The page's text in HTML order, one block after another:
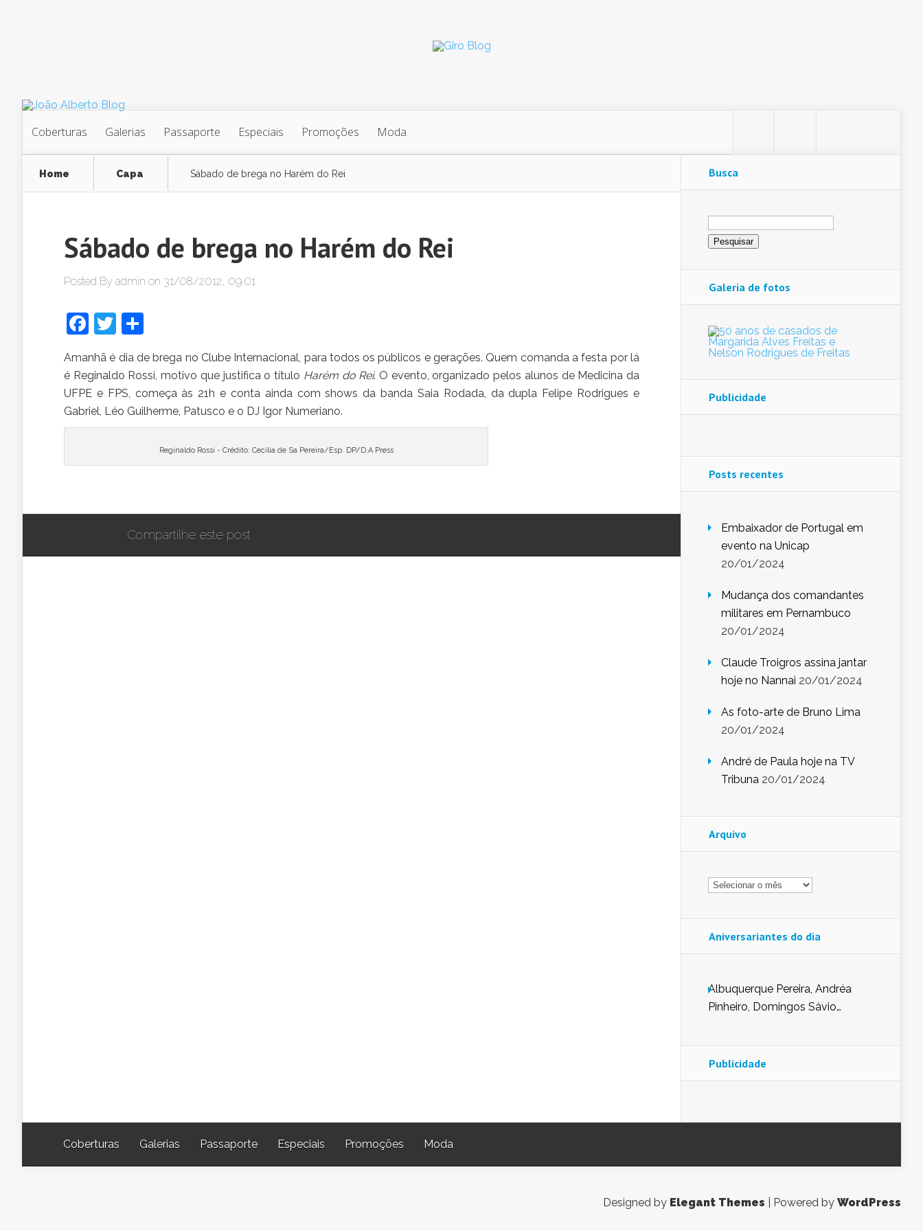
Coberturas Galerias Passaporte Especiais Promoções Moda
Home Capa Sábado de brega no Harém do Rei
Sábado de brega no Harém do Rei
Posted By admin on 31/08/2012, 09:01
Facebook
Twitter
Amanhãé dia de brega no Clube Internacional, para todos os públicos e gerações. Quem comanda a festa por lá
é Reginaldo Rossi, motivo que justifica o título Harém do Rei. O evento, organizado pelos alunos de Medicina da
UFPE e FPS, começa às 21h e conta ainda com shows da banda Saia Rodada, da dupla Felipe Rodrigues e
Gabriel, Léo Guilherme, Patusco e o DJ Igor Numeriano.
Reginaldo Rossi - Crédito: Cecilia de Sa Pereira/Esp. DP/D.A Press
Compartilhe este post
Busca
Pesquisar
por:
Galeria de fotos
Publicidade
Posts recentes
Embaixador de Portugal em
evento na Unicap
20/01/2024
Mudança dos comandantes
militares em Pernambuco
20/01/2024
Claude Troigros assina jantar
hoje no Nannai 20/01/2024
As foto-arte de Bruno Lima
20/01/2024
André de Paula hoje na TV
Tribuna 20/01/2024
Arquivo
Arquivo
Aniversariantes do dia
Albuquerque Pereira, Andréa
Pinheiro, Domingos Sávio
Nunes de Sena, Fátima Peixoto,
Glória Pereira, Kátia Mesel,
Publicidade
Coberturas Galerias Passaporte Especiais Promoções Moda
Designed by Elegant Themes | Powered by WordPress